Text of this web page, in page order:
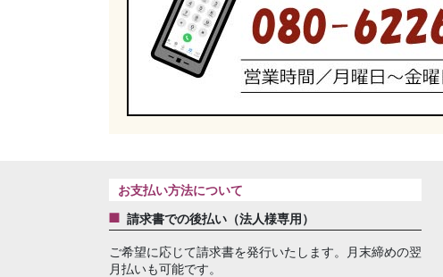
お支払い方法について
請求書での後払い（法人様専用）
ご希望に応じて請求書を発行いたします。月末締めの翌
月払いも可能です。